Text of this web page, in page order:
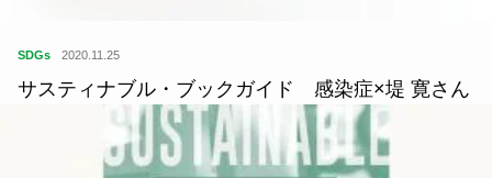
SDGs 2020.11.25
サスティナブル・ブックガイド 感染症×堤 寛さん